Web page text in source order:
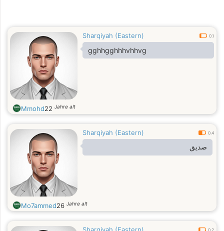
Sharqiyah (Eastern) 0.1
gghhgghhhvhhvg
Mmohd22 Jahre alt
Sharqiyah (Eastern) 0.4
صديق
Mo7ammed26 Jahre alt